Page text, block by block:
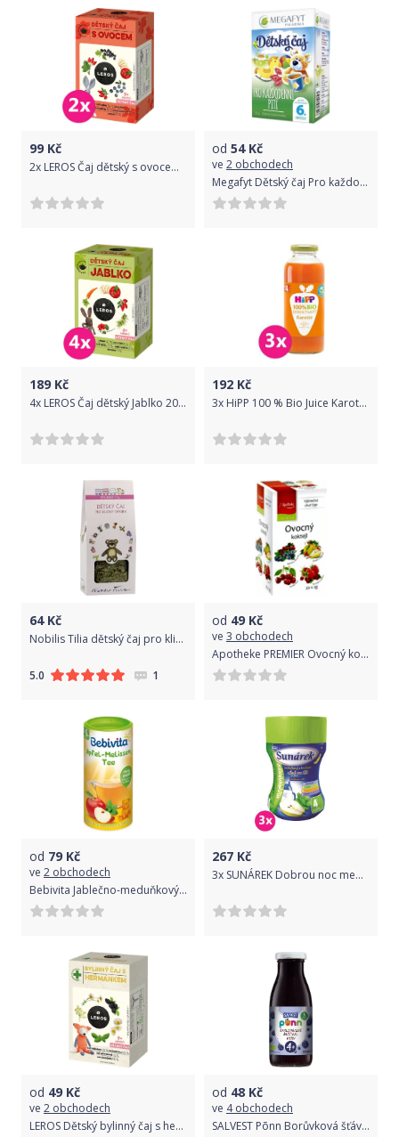
99 Kč
2x LEROS Čaj dětský s ovocem 20x2g
od 54Kč
ve 2 obchodech
Megafyt Dětský čaj Pro každodenní pití 20x1.75g
189 Kč
4x LEROS Čaj dětský Jablko 20x2,0g
192 Kč
3x HiPP 100 % Bio Juice Karotková šťáva
64Kč
Nobilis Tilia dětský čaj pro klidný spánek 50 g
5.0 1
od 49 Kč
ve 3 obchodech
Apotheke PREMIER Ovocný koktejl 4v1 čaje 20x2g
od 79 Kč
ve 2 obchodech
Bebivita Jablečno-meduňkový čaj-instantní
267 Kč
3x SUNÁREK Dobrou noc meduňka, hruška rozpustný nápoj (200 g) - dóza
od 49 Kč
ve 2 obchodech
LEROS Dětský bylinný čaj s heřmánkem 20x1.5g
od 48 Kč
ve 4 obchodech
SALVEST Põnn Borůvková šťáva s dužinou od 4.měsíce BIO 240 ml